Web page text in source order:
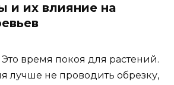
и их влияние на
Это время покоя для растений.
лучше не проводить обрезку,